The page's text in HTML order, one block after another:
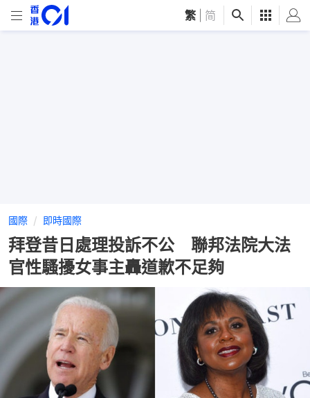
繁 简
國際 即時國際
拜登昔日處理投訴不公 聯邦法院大法
官性騷擾女事主轟道歉不足夠